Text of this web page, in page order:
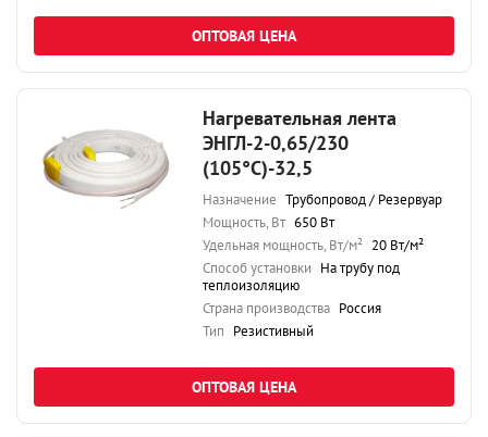
ОПТОВАЯ ЦЕНА
Нагревательная лента
ЭНГЛ-2-0,65/230
(105°С)-32,5
Назначение Трубопровод / Резервуар
Мощность, Вт 650 Вт
Удельная мощность, Вт/м² 20 Вт/м²
Способ установки На трубу под
теплоизоляцию
Страна производства Россия
Тип Резистивный
ОПТОВАЯ ЦЕНА